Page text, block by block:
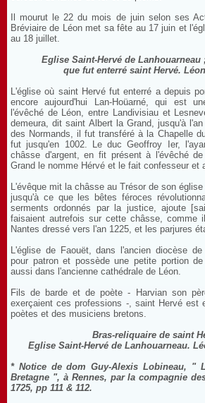
Il mourut le 22 du mois de juin selon ses
Bréviaire de Léon met sa fête au 17 juin et
au 18 juillet.
Eglise Saint-Hervé de Lanhouarneau
que fut enterré saint Hervé.
L'église où saint Hervé fut enterré a depuis
encore aujourd'hui Lan-Hoüarné, qui est
l'évêché de Léon, entre Landivisiau et
demeura, dit saint Albert la Grand, jusqu'à
des Normands, il fut transféré à la Chapelle
fut jusqu'en 1002. Le duc Geoffroy Ier,
châsse d'argent, en fit présent à l'évêché
Grand le nomme Hérvé et le fait confesseur et
L'évêque mit la châsse au Trésor de son
jusqu'à ce que les bêtes féroces
serments ordonnés par la justice, ajoute
faisaient autrefois sur cette châsse, comme
Nantes dressé vers l'an 1225, et les parjures
L'église de Faouët, dans l'ancien diocèse
pour patron et possède une petite portion
aussi dans l'ancienne cathédrale de Léon.
Fils de barde et de poète - Harvian son
exerçaient ces professions -, saint Hervé est
poètes et des musiciens bretons.
Bras-reliquaire de saint
Eglise Saint-Hervé de Lanhouarneau.
* Notice de dom Guy-Alexis Lobineau, "
Bretagne ", à Rennes, par la compagnie
1725, pp 111 & 112.